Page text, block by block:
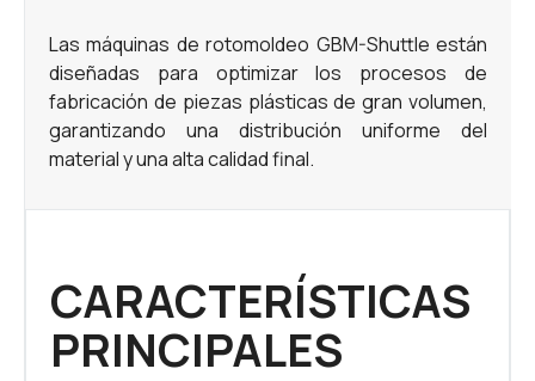
Las máquinas de rotomoldeo GBM-Shuttle están
diseñadas para optimizar los procesos de
fabricación de piezas plásticas de gran volumen,
garantizando una distribución uniforme del
material y una alta calidad final.
CARACTERÍSTICAS
PRINCIPALES